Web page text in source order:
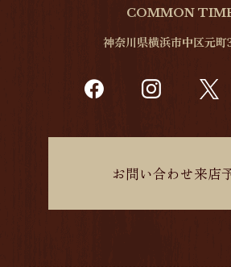
COMMON
神奈川県横浜市中区元
お問い合わせ来店